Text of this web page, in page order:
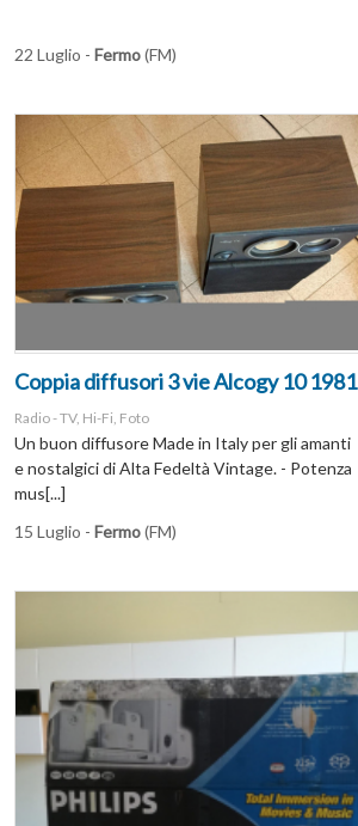
22 Luglio - Fermo(FM)
Coppia diffusori 3 vie Alcogy 10 1981
Radio - TV, Hi-Fi, Foto
Un buon diffusore Made in Italy per gli amanti
e nostalgici di Alta Fedeltà Vintage. - Potenza
mus[...]
15 Luglio - Fermo(FM)